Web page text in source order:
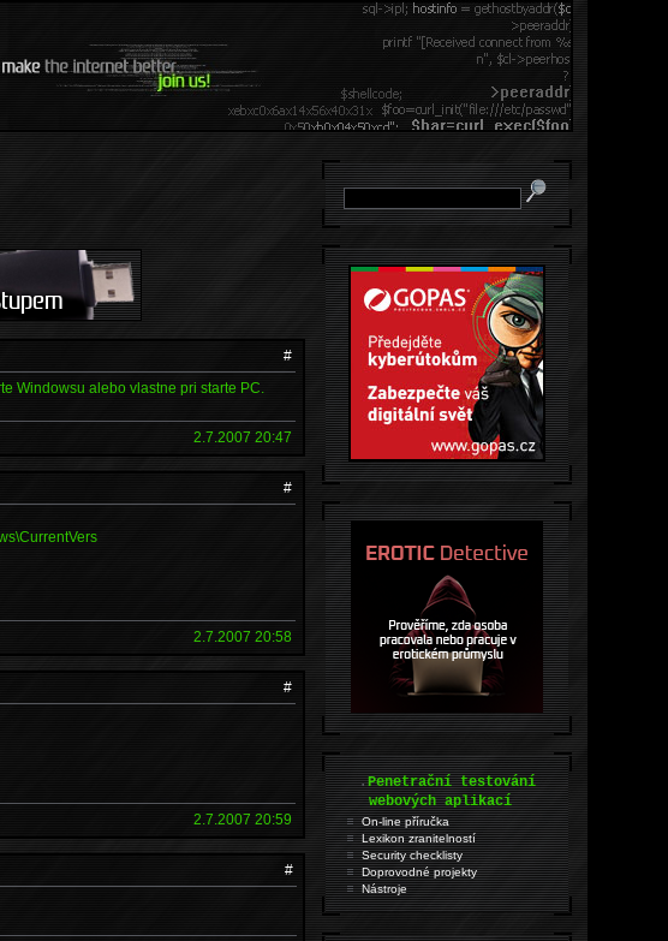
#
Windowsu alebo vlastne pri starte PC.
2.7.2007 20:47
#
2.7.2007 20:58
#
2.7.2007 20:59
#
.Penetrační testování
webových aplikací
On-line příručka
Lexikon zranitelností
Security checklisty
Doprovodné projekty
Nástroje